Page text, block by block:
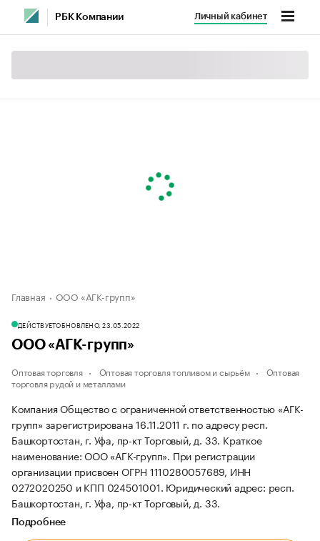
РБК Компании Личный кабинет
Главная ООО «АГК-групп»
ДЕЙСТВУЕТОБНОВЛЕНО, 23.05.2022
ООО «АГК-групп»
Оптовая торговля Оптовая торговля топливом и сырьём
Оптовая
торговля рудой и металлами
Компания Общество с ограниченной ответственностью «АГК-
групп» зарегистрирована 16.11.2011 г. по адресу респ.
Башкортостан, г. Уфа, пр-кт Торговый, д. 33. Краткое
наименование: ООО «АГК-групп». При регистрации
организации присвоен ОГРН 1110280057689, ИНН
0272020250 и КПП 024501001. Юридический адрес: респ.
Башкортостан, г. Уфа, пр-кт Торговый, д. 33.
Подробнее